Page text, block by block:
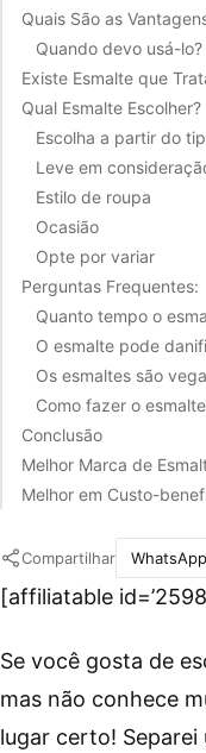
Quais São as
Quando devo usá-lo?
Existe Esmalte que
Qual Esmalte Escolher?
Escolha a partir do
Leve em
Estilo de roupa
Ocasião
Opte por variar
Perguntas Frequentes:
Quanto tempo o
O esmalte pode
Os esmaltes são
Como fazer o
Conclusão
Melhor Marca de
Melhor em Custo-
Compartilhar WhatsApp
[affiliatable
Se você gosta de
mas não conhece
lugar certo! Separei